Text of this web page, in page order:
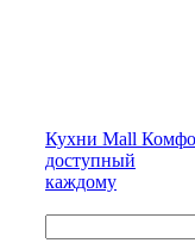
Кухни Mall
доступный
каждому